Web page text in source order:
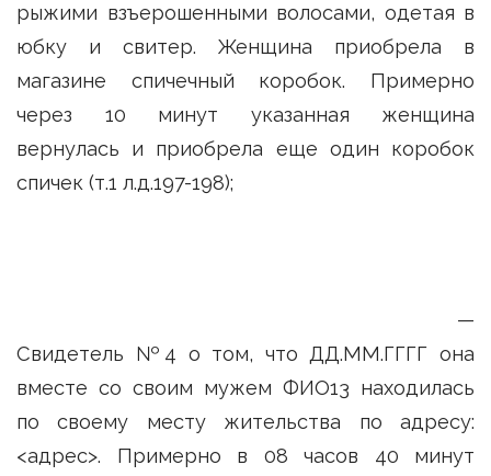
рыжими взъерошенными волосами, одетая в
юбку и свитер. Женщина приобрела в
магазине спичечный коробок. Примерно
через 10 минут указанная женщина
вернулась и приобрела еще один коробок
спичек (т.1 л.д.197-198);
—
Свидетель №4 о том, что ДД.ММ.ГГГГ она
вместе со своим мужем ФИО13 находилась
по своему месту жительства по адресу:
<адрес>. Примерно в 08 часов 40 минут